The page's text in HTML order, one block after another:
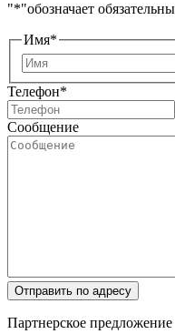
"*"обозначает
Имя*
Телефон*
Сообщение
Отправить по адресу
Партнерское предложение